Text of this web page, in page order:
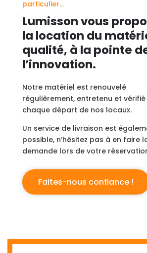
particulier…
Lumisson vous
la location du
qualité, à la pointe
l’innovation.
Notre matériel est renouvelé
régulièrement, entretenu et
chaque départ de nos locaux.
Un service de livraison est
possible, n’hésitez pas à en faire
demande lors de votre
Faites-nous confiance !